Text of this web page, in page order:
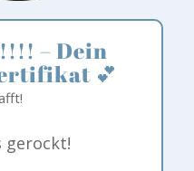
– Dein
💕
gerockt!